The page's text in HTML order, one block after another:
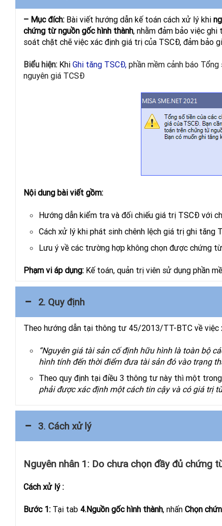
– Mục đích: Bài viết hướng dẫn kế toán cách xử lý khi
chứng từ nguồn gốc hình thành, nhằm đảm bảo việc
soát chặt chẽ việc xác định giá trị của TSCĐ, đảm bảo
Biểu hiện: Khi Ghi tăng TSCĐ, phần mềm cảnh báo
nguyên giá TCSĐ
Nội dung bài viết gồm:
Hướng dẫn kiểm tra và đối chiếu giá trị TSCĐ với
Cách xử lý khi phát sinh chênh lệch giá trị ghi tăng
Lưu ý về các trường hợp không chọn được chứng
Phạm vi áp dụng: Kế toán, quản trị viên sử dụng phần
2. Quy định
Theo hướng dẫn tại thông tư 45/2013/TT-BTC về việc
“Nguyên giá tài sản cố định hữu hình là toàn bộ
hình tính đến thời điểm đưa tài sản đó vào trạng
Theo quy định tại điều 3 thông tư này thì một
phải được xác định một cách tin cậy và có giá trị
3. Cách xử lý
Nguyên nhân 1: Do chưa chọn đầy đủ chứng
Cách xử lý :
Bước 1: Tại tab 4.Nguồn gốc hình thành, nhấn Chọn